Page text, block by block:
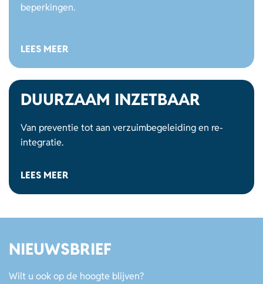
beperkingen.
LEES MEER
DUURZAAM INZETBAAR
Van preventie tot aan verzuimbegeleiding en re-
integratie.
LEES MEER
NIEUWSBRIEF
Wilt u ook op de hoogte blijven?